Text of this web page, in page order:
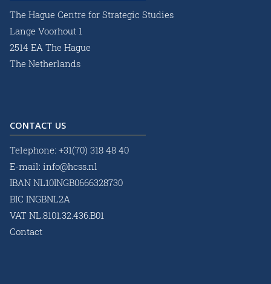
The Hague Centre for Strategic Studies
Lange Voorhout 1
2514 EA The Hague
The Netherlands
CONTACT US
Telephone: +31(70) 318 48 40
E-mail: info@hcss.nl
IBAN NL10INGB0666328730
BIC INGBNL2A
VAT NL.8101.32.436.B01
Contact